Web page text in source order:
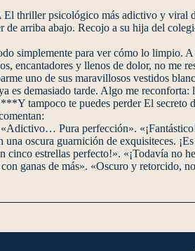
psicológico más adictivo y viral
de arriba abajo. Recojo a su hija del
simplemente para ver cómo lo limpio.
encantadores y llenos de dolor, no
uno de sus maravillosos vestidos
es demasiado tarde. Algo me
tampoco te puedes perder El
Pura perfección».
oscura guarnición de exquisiteces.
estrellas perfecto!». «¡Todavía no
ganas de más». «Oscuro y retorcido,